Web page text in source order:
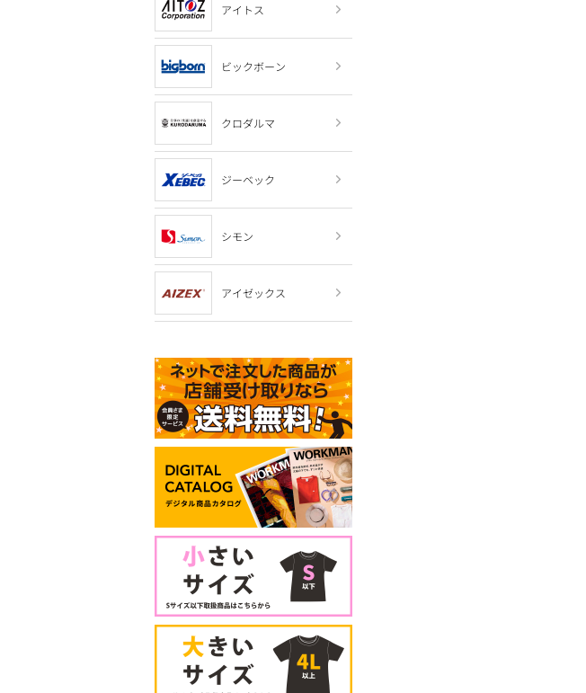
アイトス
ビックボーン
クロダルマ
ジーベック
シモン
アイゼックス